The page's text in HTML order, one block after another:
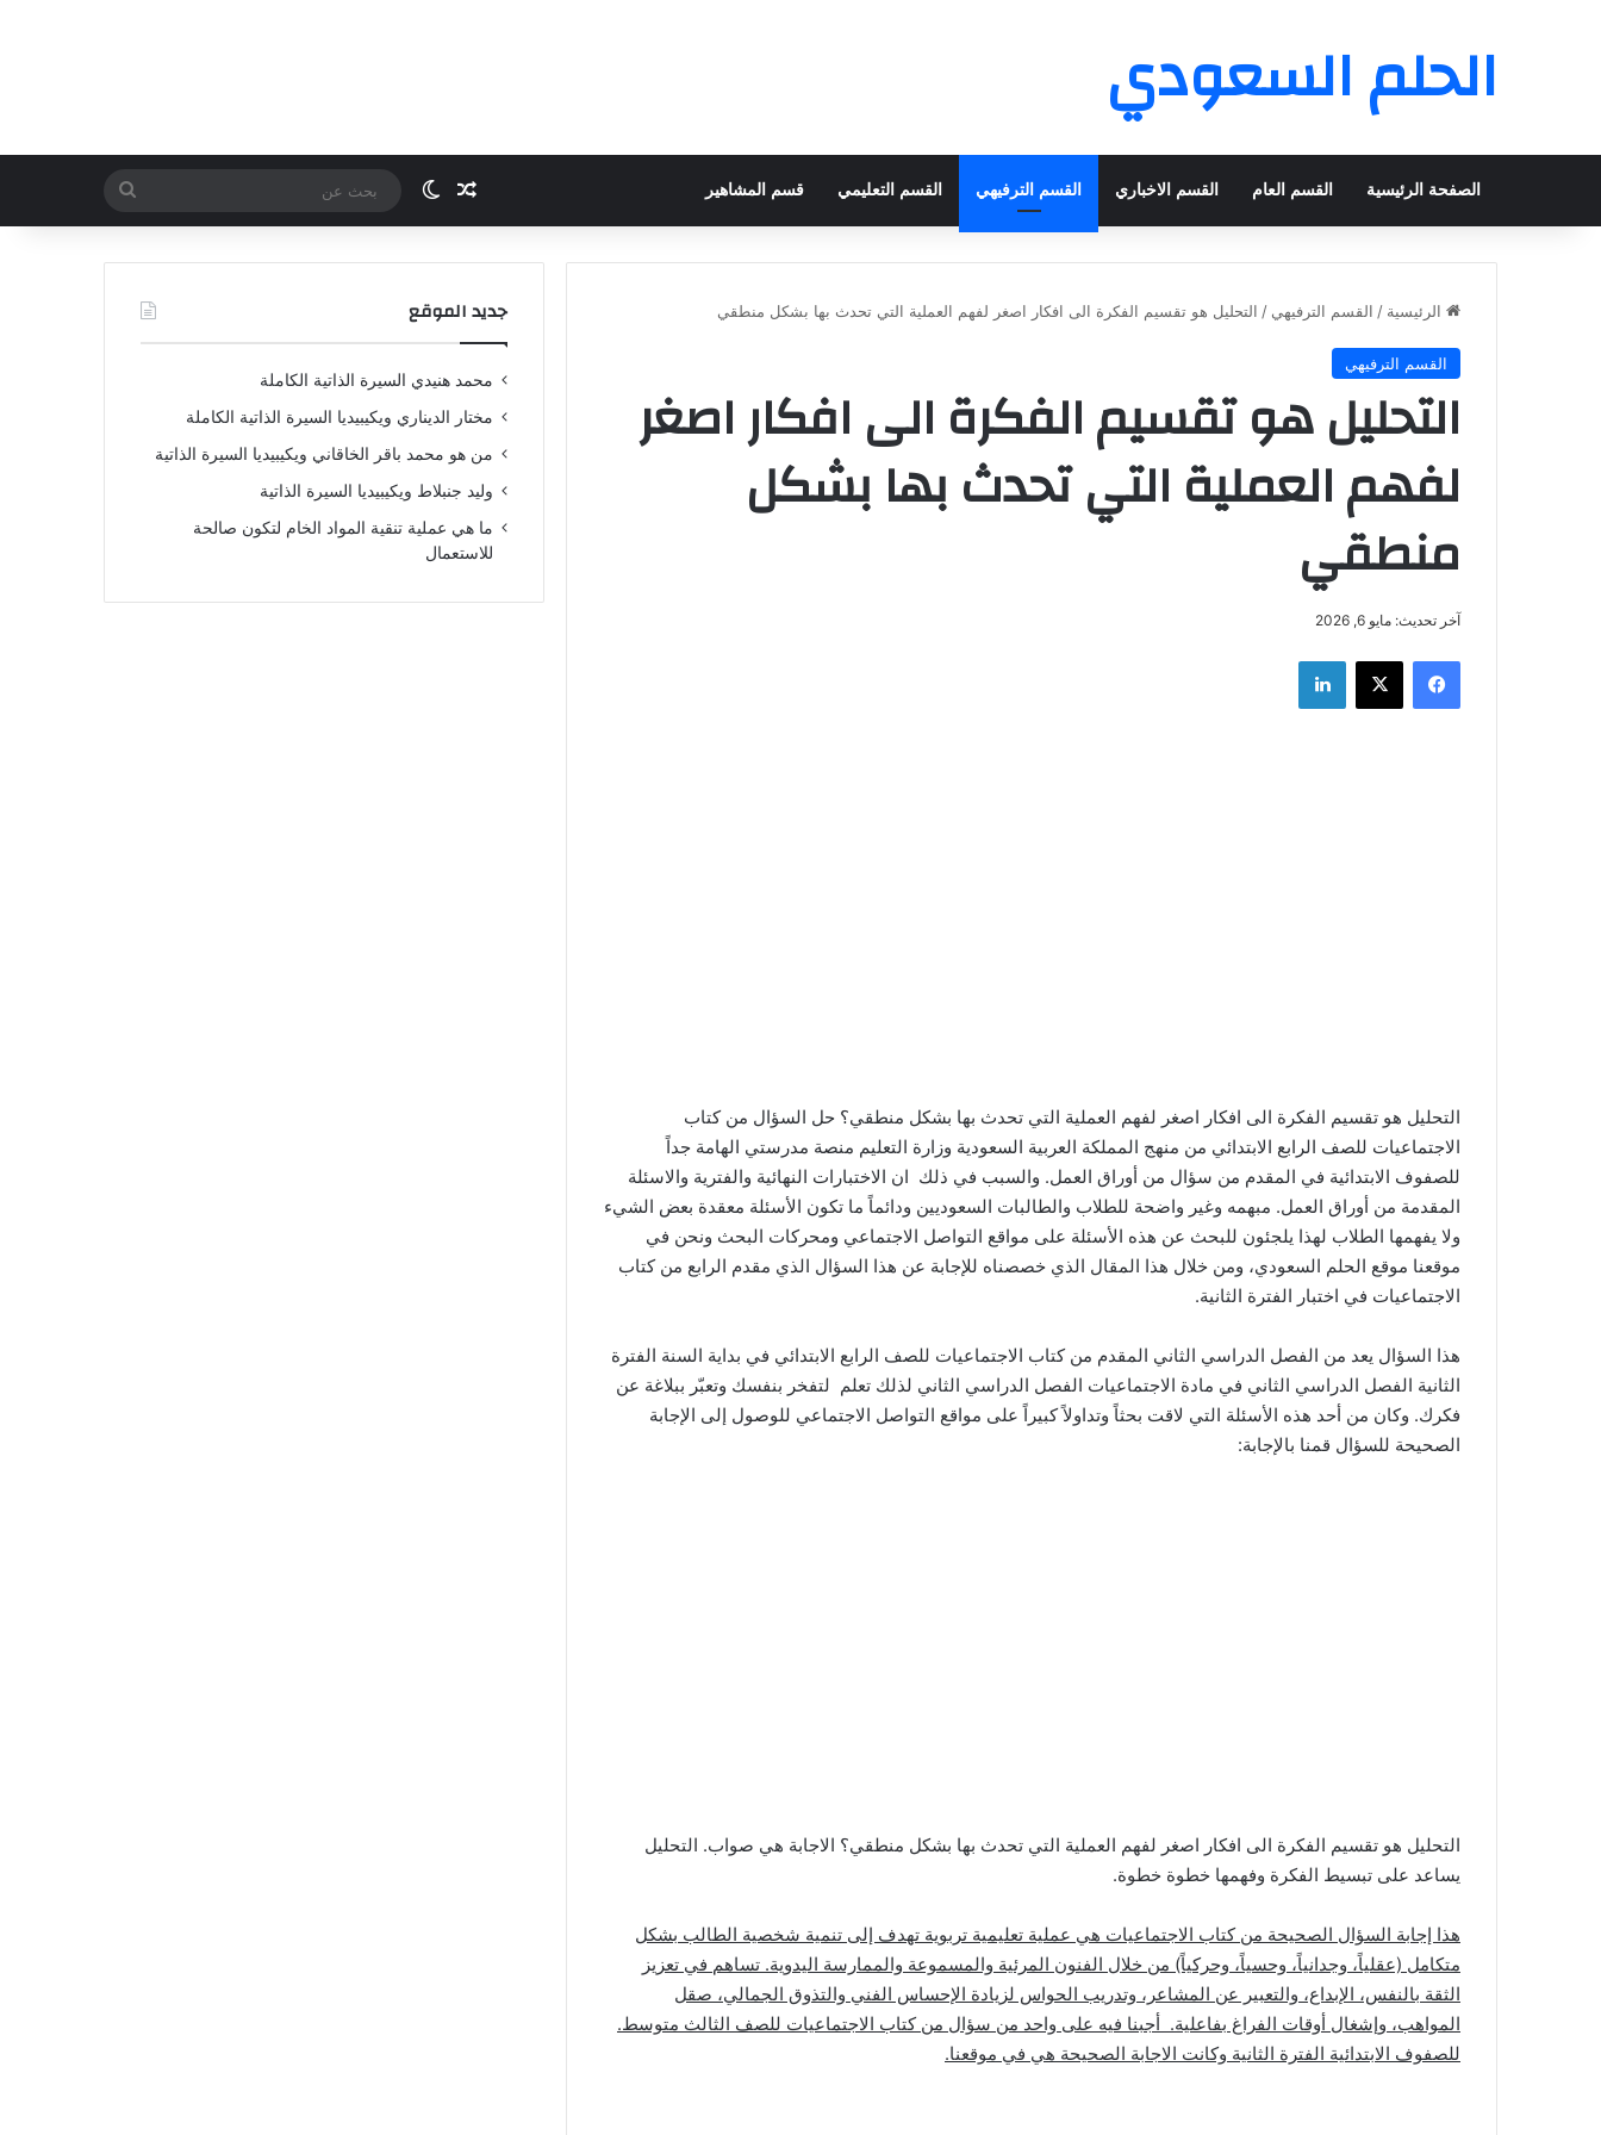
الحلم السعودي
الصفحة الرئيسية القسم العام القسم الاخباري القسم الترفيهي القسم التعليمي قسم المشاهير مقال عشوائي
الوضع المظلم
بحث
عن
الرئيسية / القسم الترفيهي / التحليل هو تقسيم الفكرة الى افكار اصغر لفهم العملية التي تحدث بها بشكل منطقي
القسم الترفيهي
التحليل هو تقسيم الفكرة الى افكار اصغر
لفهم العملية التي تحدث بها بشكل
منطقي
آخر تحديث: مايو 6, 2026
فيسبوك ‫X لينكدإن
التحليل هو تقسيم الفكرة الى افكار اصغر لفهم العملية التي تحدث بها بشكل منطقي؟ حل السؤال من كتاب
الاجتماعيات للصف الرابع الابتدائي من منهج المملكة العربية السعودية وزارة التعليم منصة مدرستي الهامة جداً
للصفوف الابتدائية في المقدم من سؤال من أوراق العمل. والسبب في ذلك ان الاختبارات النهائية والفترية والاسئلة
المقدمة من أوراق العمل. مبهمه وغير واضحة للطلاب والطالبات السعوديين ودائماً ما تكون الأسئلة معقدة بعض الشيء
ولا يفهمها الطلاب لهذا يلجئون للبحث عن هذه الأسئلة على مواقع التواصل الاجتماعي ومحركات البحث ونحن في
موقعنا موقع الحلم السعودي، ومن خلال هذا المقال الذي خصصناه للإجابة عن هذا السؤال الذي مقدم الرابع من كتاب
الاجتماعيات في اختبار الفترة الثانية.
هذا السؤال يعد من الفصل الدراسي الثاني المقدم من كتاب الاجتماعيات للصف الرابع الابتدائي في بداية السنة الفترة
الثانية الفصل الدراسي الثاني في مادة الاجتماعيات الفصل الدراسي الثاني لذلك تعلم لتفخر بنفسك وتعبّر ببلاغة عن
فكرك. وكان من أحد هذه الأسئلة التي لاقت بحثاً وتداولاً كبيراً على مواقع التواصل الاجتماعي للوصول إلى الإجابة
الصحيحة للسؤال قمنا بالإجابة:
التحليل هو تقسيم الفكرة الى افكار اصغر لفهم العملية التي تحدث بها بشكل منطقي؟ الاجابة هي صواب. التحليل
يساعد على تبسيط الفكرة وفهمها خطوة خطوة.
هذا إجابة السؤال الصحيحة من كتاب الاجتماعيات هي عملية تعليمية تربوية تهدف إلى تنمية شخصية الطالب بشكل
متكامل (عقلياً، وجدانياً، وحسياً، وحركياً) من خلال الفنون المرئية والمسموعة والممارسة اليدوية. تساهم في تعزيز
الثقة بالنفس، الإبداع، والتعبير عن المشاعر، وتدريب الحواس لزيادة الإحساس الفني والتذوق الجمالي، صقل
المواهب، وإشغال أوقات الفراغ بفاعلية. أجبنا فيه على واحد من سؤال من كتاب الاجتماعيات للصف الثالث متوسط.
للصفوف الابتدائية الفترة الثانية وكانت الاجابة الصحيحة هي في موقعنا.
جديد الموقع
محمد هنيدي السيرة الذاتية الكاملة
مختار الديناري ويكيبيديا السيرة الذاتية الكاملة
من هو محمد باقر الخاقاني ويكيبيديا السيرة الذاتية
وليد جنبلاط ويكيبيديا السيرة الذاتية
ما هي عملية تنقية المواد الخام لتكون صالحة
للاستعمال